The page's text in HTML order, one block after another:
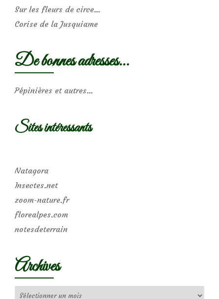
Sur les fleurs de circe…
Corise de la Jusquiame
De bonnes adresses…
Pépinières et autres…
Sites intéressants
Natagora
Insectes.net
zoom-nature.fr
florealpes.com
notesdeterrain
Archives